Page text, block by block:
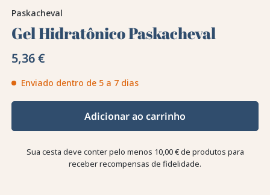
Paskacheval
Gel Hidratônico Paskacheval
5,36 €
Enviado dentro de 5 a 7 dias
Adicionar ao carrinho
Sua cesta deve conter pelo menos 10,00 € de produtos para
receber recompensas de fidelidade.